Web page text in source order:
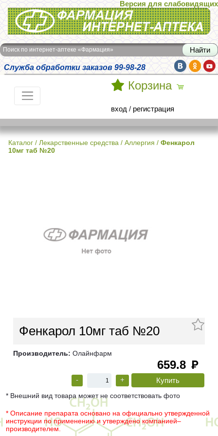
Интернет-аптека Фармация
Версия для слабовидящих
Поиск по интернет-аптеке «Фармация»
Служба обработки заказов 99-98-28
Корзина
вход / регистрация
Каталог / Лекарственные средства / Аллергия / Фенкарол
10мг таб №20
Фенкарол 10мг таб №20
Производитель: Олайнфарм
659.8 руб
- +
* Внешний вид товара может не соответствовать фото
* Описание препарата основано на официально утвержденной
инструкции по применению и утверждено компанией–
производителем.